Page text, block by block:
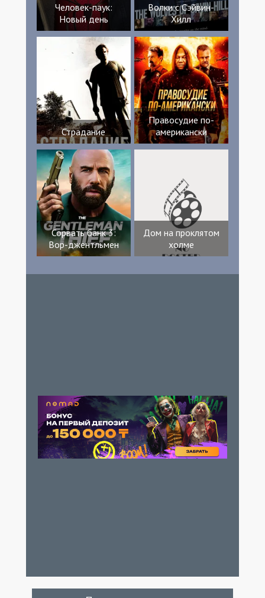
Человек-паук:
Новый день
Волки с Сэйвин-
Хилл
Страдание
Правосудие по-
американски
Сорвать банк 3:
Вор-джентльмен
Дом на проклятом
холме